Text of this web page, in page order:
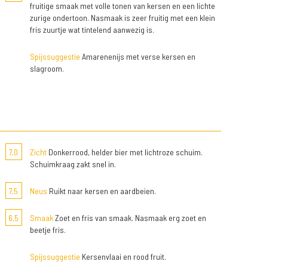
fruitige smaak met volle tonen van kersen en een lichte
zurige ondertoon. Nasmaak is zeer fruitig met een klein
fris zuurtje wat tintelend aanwezig is.
Spijssuggestie Amarenenijs met verse kersen en
slagroom.
7,0 ZichtDonkerrood, helder bier met lichtroze schuim.
Schuimkraag zakt snel in.
7,5 Neus Ruikt naar kersen en aardbeien.
6,5 SmaakZoet en fris van smaak. Nasmaak erg zoet en
beetje fris.
Spijssuggestie Kersenvlaai en rood fruit.